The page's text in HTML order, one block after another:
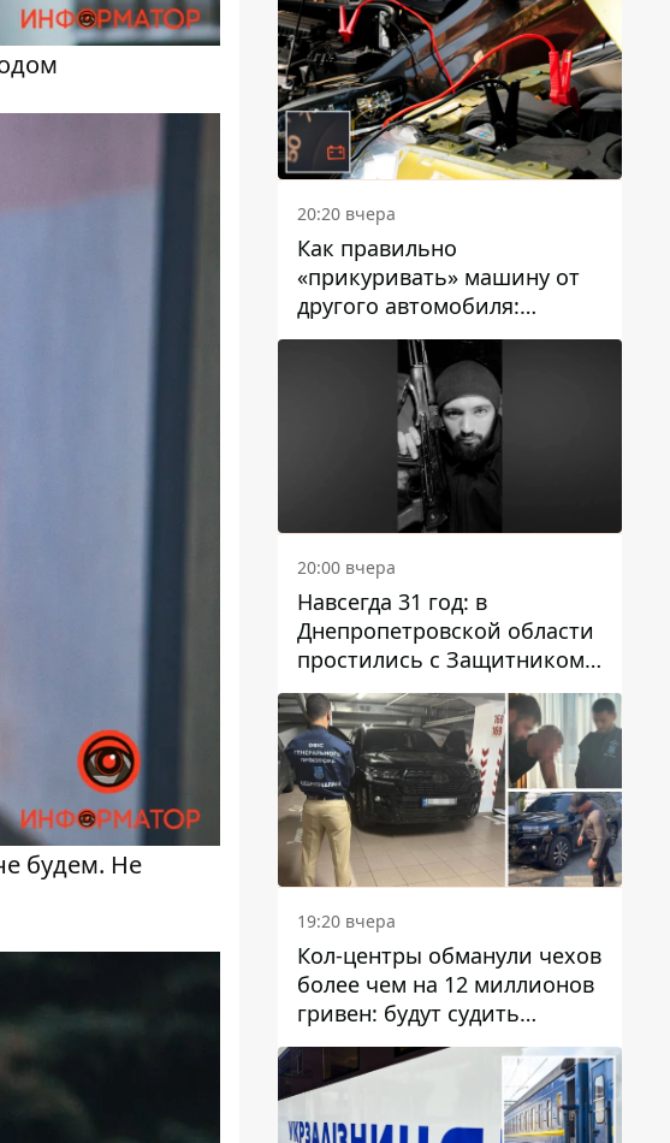
будем. Не
полицейских
20:20 вчера
Как правильно
«прикуривать» машину от
другого автомобиля:
инструкция для водителей
20:00 вчера
Навсегда 31 год: в
Днепропетровской области
простились с Защитником
Александром Репиным
19:20 вчера
Кол-центры обманули чехов
более чем на 12 миллионов
гривен: будут судить
днепрянина,
организовавшего
транснациональную
преступную организацию